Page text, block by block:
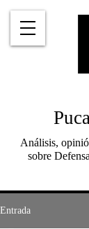
Análisis,
sobre
Entrada